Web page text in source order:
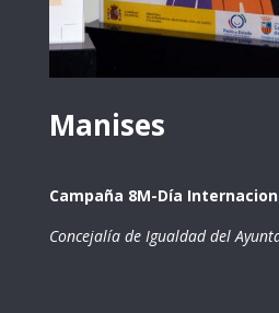
Manises
Campaña 8M-Día
Concejalía de Igualdad del